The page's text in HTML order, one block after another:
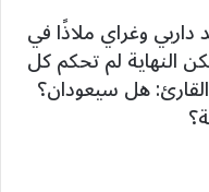
وغراي ملاذًا في
النهاية لم تحكم كل
هل سيعودان؟